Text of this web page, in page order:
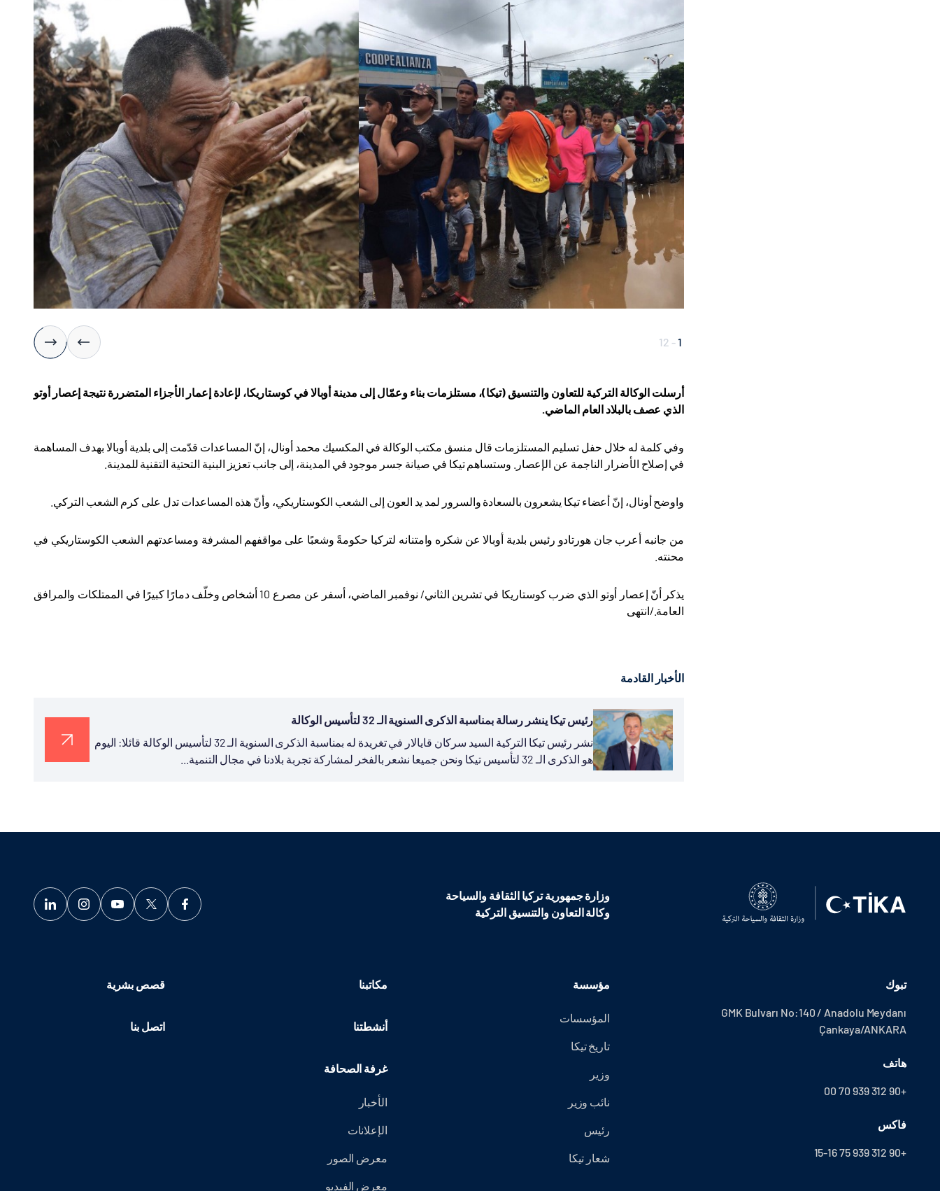
1
-
12
أرسلت الوكالة التركية للتعاون والتنسيق (تيكا)، مستلزمات بناء وعمّال إلى مدينة أوبالا في كوستاريكا، لإعادة إعمار الأجزاء المتضررة نتيجة إعصار أوتو
الذي عصف بالبلاد العام الماضي.
وفي كلمة له خلال حفل تسليم المستلزمات قال منسق مكتب الوكالة في المكسيك محمد أونال، إنّ المساعدات قدّمت إلى بلدية أوبالا بهدف المساهمة
في إصلاح الأضرار الناجمة عن الإعصار
وستساهم تيكا في صيانة جسر موجود في المدينة، إلى جانب تعزيز البنية التحتية التقنية للمدينة
واوضح أونال، إنّ أعضاء تيكا يشعرون بالسعادة والسرور لمد يد العون إلى الشعب الكوستاريكي، وأنّ هذه المساعدات تدل على كرم الشعب التركي
من جانبه أعرب جان هورتادو رئيس بلدية أوبالا عن شكره وامتنانه لتركيا حكومةً وشعبًا على مواقفهم المشرفة ومساعدتهم الشعب الكوستاريكي في
محنته
يذكر أنّ إعصار أوتو الذي ضرب كوستاريكا في تشرين الثاني/ نوفمبر الماضي، أسفر عن مصرع 10 أشخاص وخلّف دمارًا كبيرًا في الممتلكات والمرافق
العامة /انتهى
الأخبار القادمة
رئيس تيكا ينشر رسالة بمناسبة الذكرى السنوية الـ 32 لتأسيس الوكالة
نشر رئيس تيكا التركية السيد سركان قايالار في تغريدة له بمناسبة الذكرى السنوية الـ 32 لتأسيس الوكالة قائلا: اليوم
هو الذكرى الـ 32 لتأسيس تيكا ونحن جميعا نشعر بالفخر لمشاركة تجربة بلادنا في مجال التنمية...
وزارة جمهورية تركيا الثقافة والسياحة
وكالة التعاون والتنسيق التركية
تبوك
GMK Bulvarı No:140 / Anadolu Meydanı
Çankaya/ANKARA
هاتف
+90 312 939 70 00
فاكس
+90 312 939 75 15-16
مؤسسة
المؤسسات
تاريخ تيكا
وزير
نائب وزير
رئيس
شعار تيكا
مكاتبنا
أنشطتنا
غرفة الصحافة
الأخبار
الإعلانات
معرض الصور
معرض الفيديو
قصص بشرية
اتصل بنا